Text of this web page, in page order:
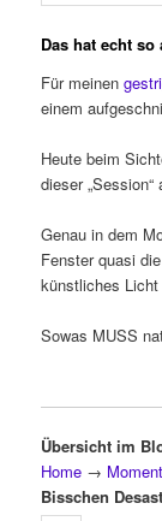
Das hat echt so
Für meinen
einem
Heute beim
dieser „Session“
Genau in dem
Fenster quasi
künstliches
Sowas MUSS
Übersicht im
Home →
Bisschen